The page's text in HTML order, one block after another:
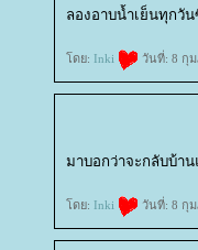
ลองอาบน้ำเย็นทุกวั
ดย: Inki วันที่: 8 กุม
มาบอกว่าจะกลับบ้าน
ดย: Inki วันที่: 8 กุม